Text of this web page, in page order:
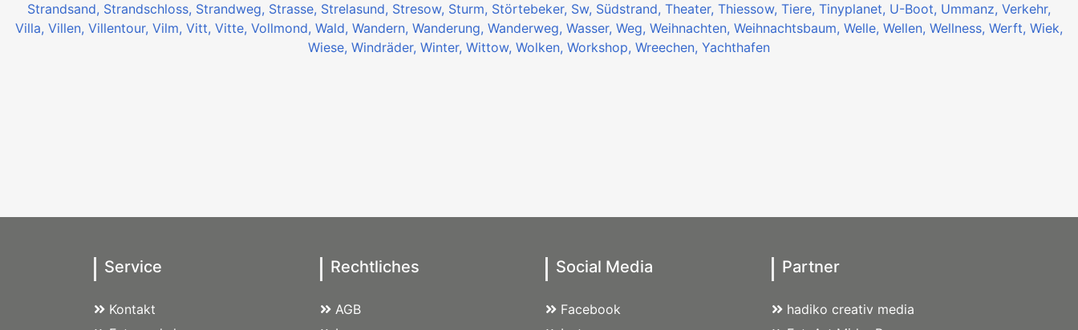
Strandsand, Strandschloss, Strandweg, Strasse, Strelasund, Stresow, Sturm, Störtebeker, Sw, Südstrand, Theater, Thiessow, Tiere, Tinyplanet, U-Boot, Ummanz, Verkehr,
Villa, Villen, Villentour, Vilm, Vitt, Vitte, Vollmond, Wald, Wandern, Wanderung, Wanderweg, Wasser, Weg, Weihnachten, Weihnachtsbaum, Welle, Wellen, Wellness, Werft, Wiek,
Wiese, Windräder, Winter, Wittow, Wolken, Workshop, Wreechen, Yachthafen
Service
Kontakt
Rechtliches
AGB
Social Media
Facebook
Partner
hadiko creativ media